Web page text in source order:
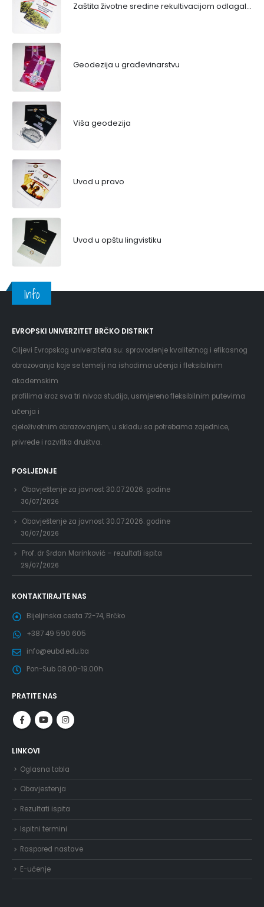
Zaštita životne sredine rekultivacijom odlagališta
Geodezija u građevinarstvu
Viša geodezija
Uvod u pravo
Uvod u opštu lingvistiku
Info
EVROPSKI UNIVERZITET BRČKO DISTRIKT
Ciljevi Evropskog univerziteta su: sprovođenje kvalitetnog i efikasnog
obrazovanja koje se temelji na ishodima učenja i fleksibilnim
akademskim
profilima kroz sva tri nivoa studija, usmjereno fleksibilnim putevima
učenja i
cjeloživotnim obrazovanjem, u skladu sa potrebama zajednice,
privrede i razvitka društva.
POSLJEDNJE
Obavještenje za javnost 30.07.2026. godine
30/07/2026
Obavještenje za javnost 30.07.2026. godine
30/07/2026
Prof. dr Srđan Marinković – rezultati ispita
29/07/2026
KONTAKTIRAJTE NAS
Bijeljinska cesta 72-74, Brčko
+387 49 590 605
info@eubd.edu.ba
Pon-Sub 08.00-19.00h
PRATITE NAS
LINKOVI
Oglasna tabla
Obavjestenja
Rezultati ispita
Ispitni termini
Raspored nastave
E-učenje